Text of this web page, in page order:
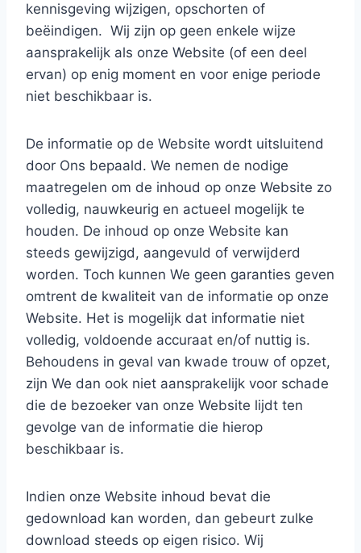
kennisgeving wijzigen, opschorten of
beëindigen. Wij zijn op geen enkele wijze
aansprakelijk als onze Website (of een deel
ervan) op enig moment en voor enige periode
niet beschikbaar is.
De informatie op de Website wordt uitsluitend
door Ons bepaald. We nemen de nodige
maatregelen om de inhoud op onze Website zo
volledig, nauwkeurig en actueel mogelijk te
houden. De inhoud op onze Website kan
steeds gewijzigd, aangevuld of verwijderd
worden. Toch kunnen We geen garanties geven
omtrent de kwaliteit van de informatie op onze
Website. Het is mogelijk dat informatie niet
volledig, voldoende accuraat en/of nuttig is.
Behoudens in geval van kwade trouw of opzet,
zijn We dan ook niet aansprakelijk voor schade
die de bezoeker van onze Website lijdt ten
gevolge van de informatie die hierop
beschikbaar is.
Indien onze Website inhoud bevat die
gedownload kan worden, dan gebeurt zulke
download steeds op eigen risico. Wij